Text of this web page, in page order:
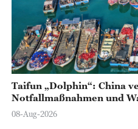
Taifun „Dolphin“: China
Notfallmaßnahmen und
08-Aug-2026